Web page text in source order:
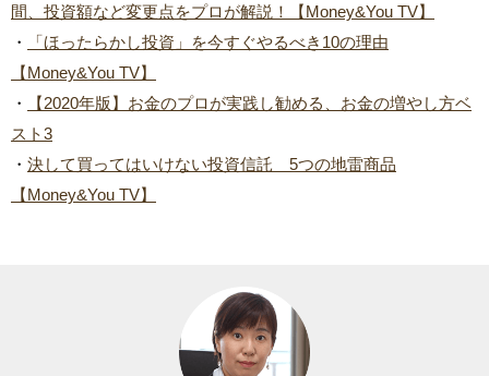
間、投資額など変更点をプロが解説！【Money&You TV】
・
「ほったらかし投資」を今すぐやるべき10の理由
【Money&You TV】
・
【2020年版】お金のプロが実践し勧める、お金の増やし方ベ
スト3
・ 決して買ってはいけない投資信託 5つの地雷商品
【Money&You TV】